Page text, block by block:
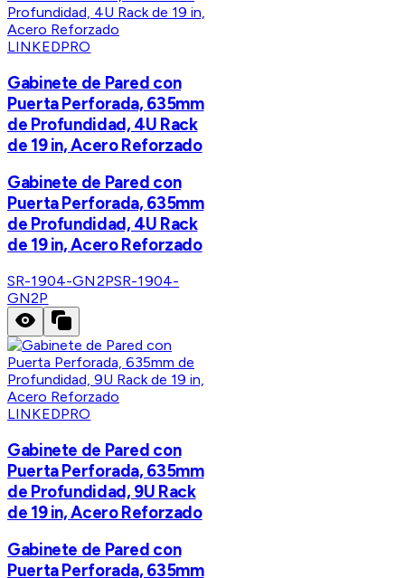
LINKEDPRO
Gabinete de Pared con
Puerta Perforada, 635mm
de Profundidad, 4U Rack
de 19 in, Acero Reforzado
Gabinete de Pared con
Puerta Perforada, 635mm
de Profundidad, 4U Rack
de 19 in, Acero Reforzado
SR-1904-GN2PSR-1904-
GN2P
LINKEDPRO
Gabinete de Pared con
Puerta Perforada, 635mm
de Profundidad, 9U Rack
de 19 in, Acero Reforzado
Gabinete de Pared con
Puerta Perforada, 635mm